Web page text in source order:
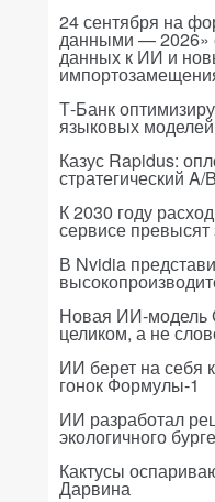
24 сентября на
данными — 2026»
данных к ИИ и
Т-Банк
языковых моделей
Казус Rapidus:
стратегический A/
К 2030 году
сервисе
В Nvidia
Новая ИИ-модель
целиком, а не
ИИ берет на себя
гонок Формулы-1
ИИ разработал
экологичного
Кактусы
Дарвина